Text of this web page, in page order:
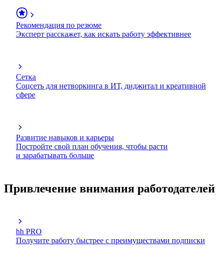
Рекомендация по резюме
Эксперт расскажет, как искать работу эффективнее
Сетка
Соцсеть для нетворкинга в ИТ, диджитал и креативной
сфере
Развитие навыков и карьеры
Постройте свой план обучения, чтобы расти
и зарабатывать больше
Привлечение внимания работодателей
hh PRO
Получите работу быстрее с преимуществами подписки